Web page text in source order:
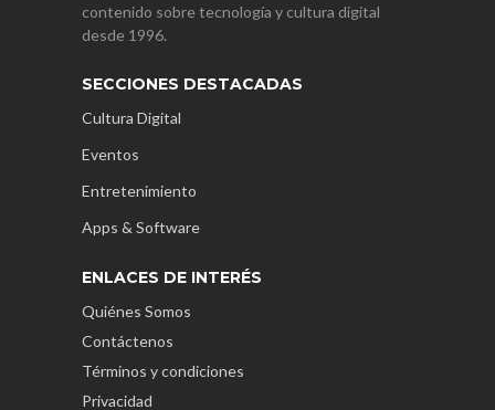
contenido sobre tecnología y cultura digital
desde 1996.
SECCIONES DESTACADAS
Cultura Digital
Eventos
Entretenimiento
Apps & Software
ENLACES DE INTERÉS
Quiénes Somos
Contáctenos
Términos y condiciones
Privacidad